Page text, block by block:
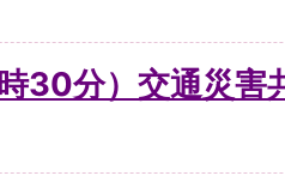
30分）交通災害